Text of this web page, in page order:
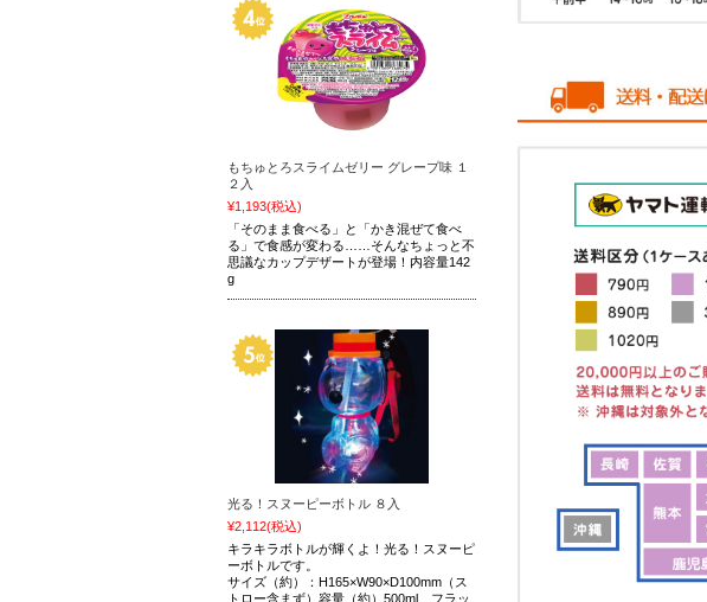
もちゅとろスライムゼリー グレープ味 １
２入
¥1,193(税込)
「そのまま食べる」と「かき混ぜて食べ
る」で食感が変わる……そんなちょっと不
思議なカップデザートが登場！内容量142
g
光る！スヌーピーボトル ８入
¥2,112(税込)
キラキラボトルが輝くよ！光る！スヌーピ
ーボトルです。
サイズ（約）：H165×W90×D100mm（ス
トロー含まず）容量（約）500ml フラッ